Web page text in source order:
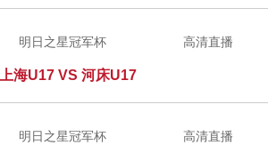
明日之星冠军杯
上海U17 VS 河床U17
高清直播
明日之星冠军杯 高清直播